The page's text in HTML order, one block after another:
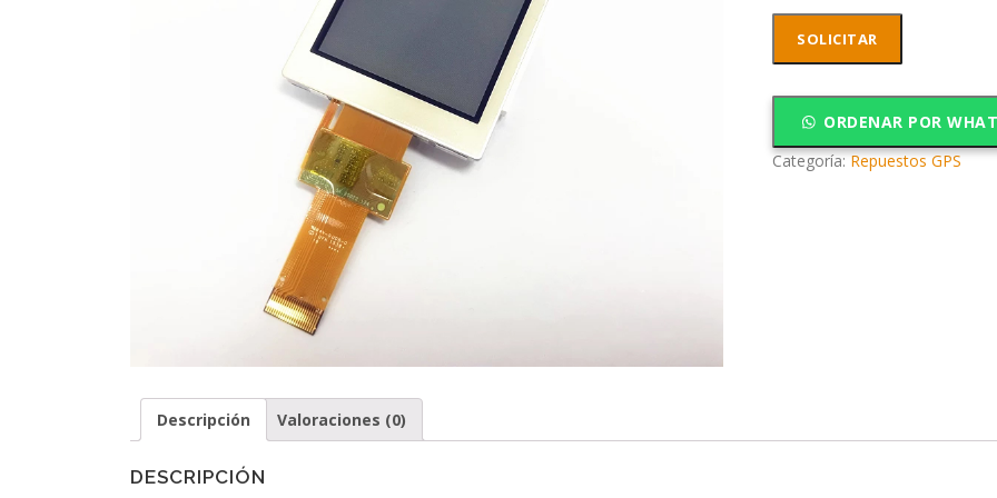
SOLICITAR
ORDENAR POR
Categoría:Repuestos GPS
Descripción Valoraciones (0)
DESCRIPCIÓN